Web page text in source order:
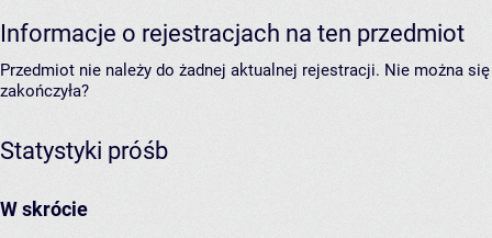
Informacje o rejestracjach na ten przedmiot
Przedmiot nie należy do żadnej aktualnej rejestracji. Nie można
zakończyła?
Statystyki próśb
W skrócie